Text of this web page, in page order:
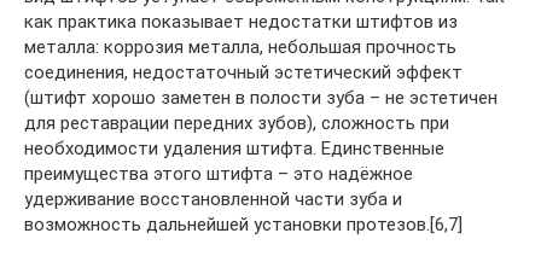
как практика показывает недостатки штифтов из
металла: коррозия металла, небольшая прочность
соединения, недостаточный эстетический эффект
(штифт хорошо заметен в полости зуба – не эстетичен
для реставрации передних зубов), сложность при
необходимости удаления штифта. Единственные
преимущества этого штифта – это надёжное
удерживание восстановленной части зуба и
возможность дальнейшей установки протезов.[6,7]